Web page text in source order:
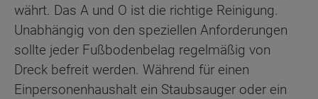
währt. Das A und O ist die richtige Reinigung.
Unabhängig von den speziellen Anforderungen
sollte jeder Fußbodenbelag regelmäßig von
Dreck befreit werden. Während für einen
Einpersonenhaushalt ein Staubsauger oder ein